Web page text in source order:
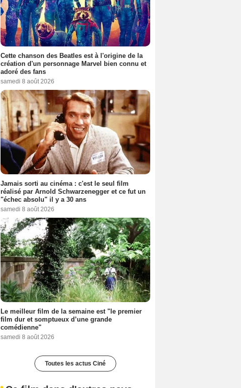
Cette chanson des Beatles est à l'origine de la
création d'un personnage Marvel bien connu et
adoré des fans
samedi 8 août 2026
Jamais sorti au cinéma : c'est le seul film
réalisé par Arnold Schwarzenegger et ce fut un
"échec absolu" il y a 30 ans
samedi 8 août 2026
Le meilleur film de la semaine est "le premier
film dur et somptueux d’une grande
comédienne"
samedi 8 août 2026
Toutes les actus Ciné